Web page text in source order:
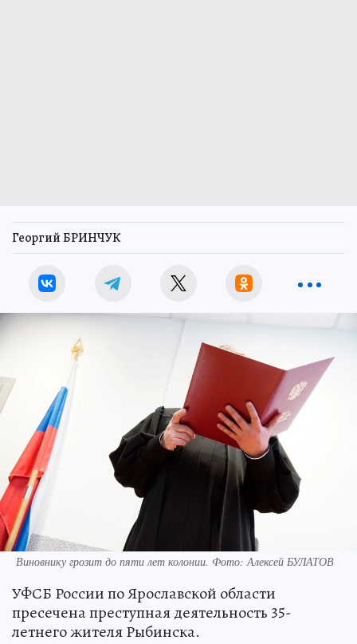
Георгий БРИНЧУК
Виновнику грозит до пяти лет колонии. Фото: Алексей БУЛАТОВ
УФСБ России по Ярославской области
пресечена преступная деятельность 35-
летнего жителя Рыбинска.